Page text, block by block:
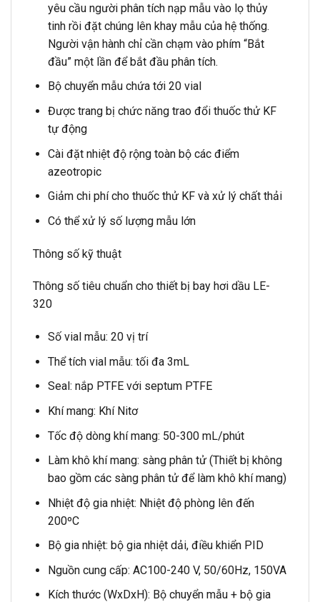
yêu cầu người phân tích nạp mẫu vào lọ thủy
tinh rồi đặt chúng lên khay mẫu của hệ thống.
Người vận hành chỉ cần chạm vào phím “Bắt
đầu” một lần để bắt đầu phân tích.
Bộ chuyển mẫu chứa tới 20 vial
Được trang bị chức năng trao đổi thuốc thử KF
tự động
Cài đặt nhiệt độ rộng toàn bộ các điểm
azeotropic
Giảm chi phí cho thuốc thử KF và xử lý chất thải
Có thể xử lý số lượng mẫu lớn
Thông số kỹ thuật
Thông số tiêu chuẩn cho thiết bị bay hơi dầu LE-
320
Số vial mẫu: 20 vị trí
Thể tích vial mẫu: tối đa 3mL
Seal: nắp PTFE với septum PTFE
Khí mang: Khí Nitơ
Tốc độ dòng khí mang: 50-300 mL/phút
Làm khô khí mang: sàng phân tử (Thiết bị không
bao gồm các sàng phân tử để làm khô khí mang)
Nhiệt độ gia nhiệt: Nhiệt độ phòng lên đến
200ºC
Bộ gia nhiệt: bộ gia nhiệt dải, điều khiển PID
Nguồn cung cấp: AC100-240 V, 50/60Hz, 150VA
Kích thước (WxDxH): Bộ chuyển mẫu + bộ gia